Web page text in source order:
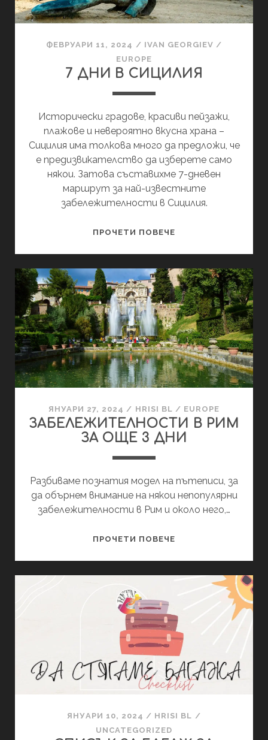
ФЕВРУАРИ 11, 2024 / IVAN GEORGIEV /
EUROPE
7 ДНИ В СИЦИЛИЯ
Исторически градове, красиви пейзажи,
плажове и невероятно вкусна ­храна –
Сицилия има толкова много да предложи, че
е предизвикателство да изберете само
някои. Затова съставихме 7-дневен
маршрут за най-известните
забележителности в Сицилия.
ПРОЧЕТИ ПОВЕЧЕ
СИЦИЛИЯ
ЯНУАРИ 27, 2024 / HRISI BL / EUROPE
ЗАБЕЛЕЖИТЕЛНОСТИ В РИМ
ЗА ОЩЕ 3 ДНИ
Разбиваме познатия модел на пътеписи, за
да обърнем внимание на някои непопулярни
забележителности в Рим и около него,…
ПРОЧЕТИ ПОВЕЧЕ
ДНИ
ЯНУАРИ 10, 2024 / HRISI BL /
UNCATEGORIZED